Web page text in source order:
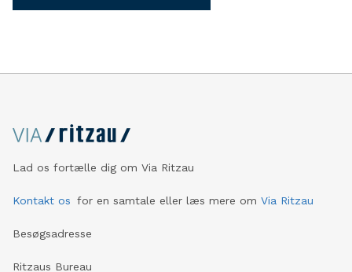
Lad os fortælle dig om Via Ritzau
Kontakt os for en samtale eller læs mere om Via Ritzau
Besøgsadresse
Ritzaus Bureau